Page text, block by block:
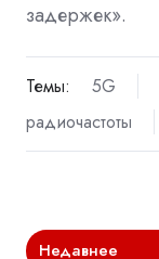
задержек».
Темы: 5G
радиочастоты
Недавнее